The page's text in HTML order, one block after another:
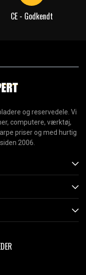
CE - Godkendt
og reservedele. Vi
computere, værktøj,
priser og med hurtig
2006.